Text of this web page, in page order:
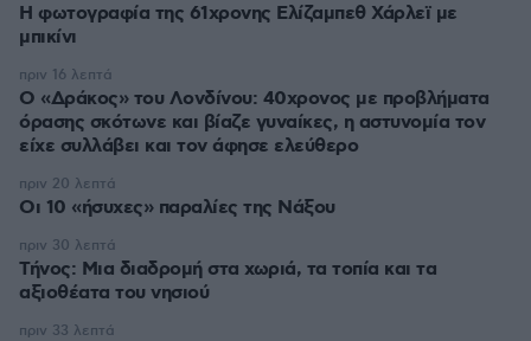
Η φωτογραφία της 61χρονης Ελίζαμπεθ Χάρλεϊ με
μπικίνι
Ο «Δράκος» του Λονδίνου: 40χρονος με προβλήματα
όρασης σκότωνε και βίαζε γυναίκες, η αστυνομία τον
είχε συλλάβει και τον άφησε ελεύθερο
πριν 16 λεπτά
Οι 10 «ήσυχες» παραλίες της Νάξου
πριν 20 λεπτά
Τήνος: Μια διαδρομή στα χωριά, τα τοπία και τα
αξιοθέατα του νησιού
πριν 30 λεπτά
πριν 33 λεπτά